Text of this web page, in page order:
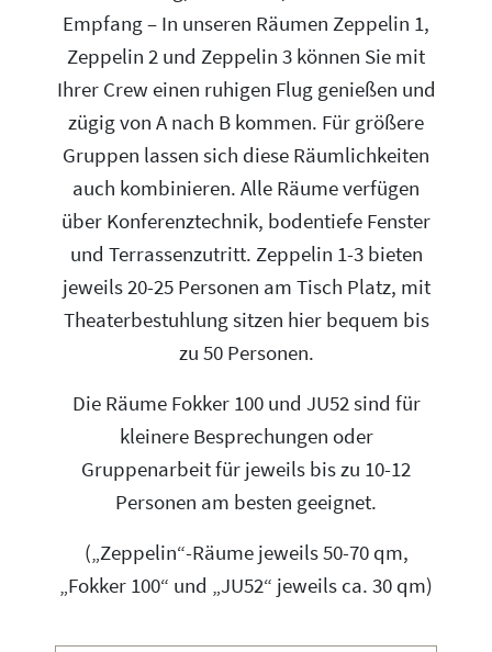
Empfang – In unseren Räumen Zeppelin 1,
Zeppelin 2 und Zeppelin 3 können Sie mit
Ihrer Crew einen ruhigen Flug genießen und
zügig von A nach B kommen. Für größere
Gruppen lassen sich diese Räumlichkeiten
auch kombinieren. Alle Räume verfügen
über Konferenztechnik, bodentiefe Fenster
und Terrassenzutritt. Zeppelin 1-3 bieten
jeweils 20-25 Personen am Tisch Platz, mit
Theaterbestuhlung sitzen hier bequem bis
zu 50 Personen.
Die Räume Fokker 100 und JU52 sind für
kleinere Besprechungen oder
Gruppenarbeit für jeweils bis zu 10-12
Personen am besten geeignet.
(„Zeppelin“-Räume jeweils 50-70 qm,
„Fokker 100“ und „JU52“ jeweils ca. 30 qm)